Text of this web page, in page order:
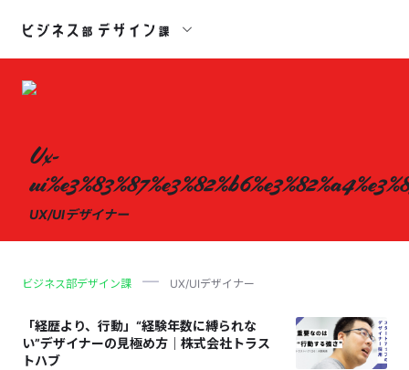
Ux-
UX/UIデザイナー
ビジネス部デザイン課 UX/UIデザイナー
「経歴より、行動」“経験年数に縛られな
い”デザイナーの見極め方｜株式会社トラス
トハブ